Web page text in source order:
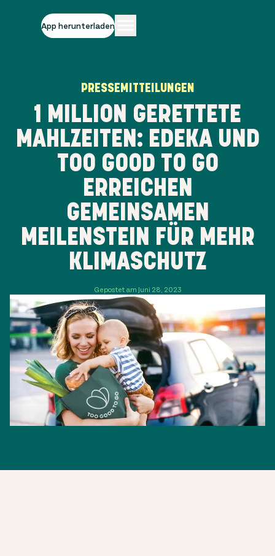
App herunterladen
PRESSEMITTEILUNGEN
1 MILLION GERETTETE
MAHLZEITEN: EDEKA UND
TOO GOOD TO GO
ERREICHEN
GEMEINSAMEN
MEILENSTEIN FÜR MEHR
KLIMASCHUTZ
Gepostet am Juni 28, 2023